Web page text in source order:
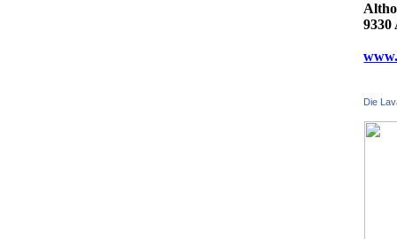
9330
Die